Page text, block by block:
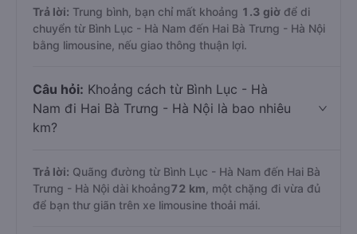
Trả lời: Trung bình, bạn chỉ mất khoảng 1.3 giờ để di
chuyển từ Bình Lục - Hà Nam đến Hai Bà Trưng - Hà Nội
bằng limousine, nếu giao thông thuận lợi.
Câu hỏi: Khoảng cách từ Bình Lục - Hà
Nam đi Hai Bà Trưng - Hà Nội là bao nhiêu
km?
Trả lời: Quãng đường từ Bình Lục - Hà Nam đến Hai Bà
Trưng - Hà Nội dài khoảng72 km , một chặng đi vừa đủ
để bạn thư giãn trên xe limousine thoải mái.